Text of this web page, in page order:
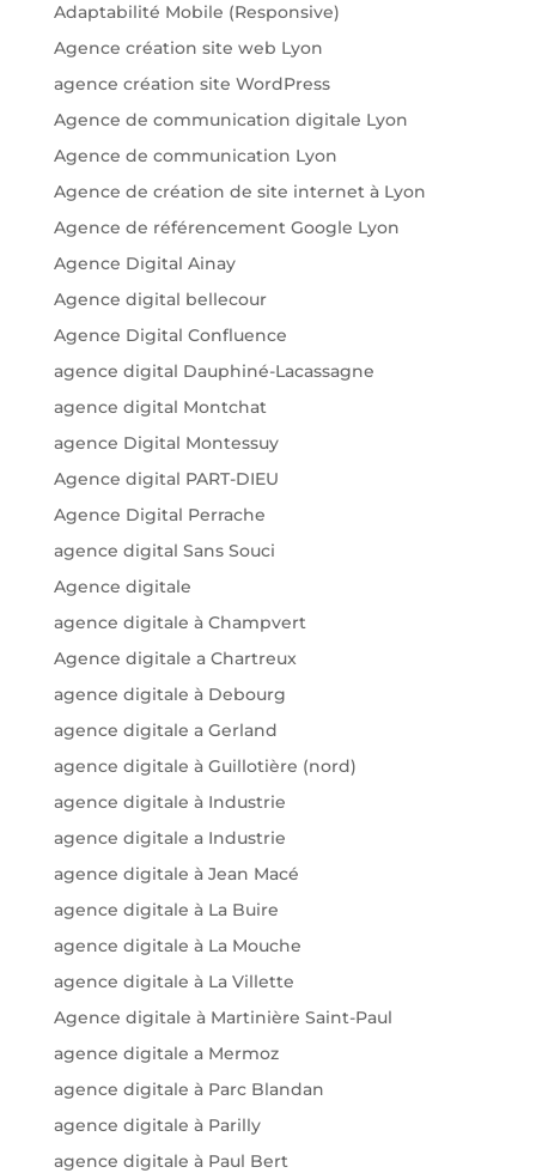
Adaptabilité Mobile (Responsive)
Agence création site web Lyon
agence création site WordPress
Agence de communication digitale Lyon
Agence de communication Lyon
Agence de création de site internet à Lyon
Agence de référencement Google Lyon
Agence Digital Ainay
Agence digital bellecour
Agence Digital Confluence
agence digital Dauphiné-Lacassagne
agence digital Montchat
agence Digital Montessuy
Agence digital PART-DIEU
Agence Digital Perrache
agence digital Sans Souci
Agence digitale
agence digitale à Champvert
Agence digitale a Chartreux
agence digitale à Debourg
agence digitale a Gerland
agence digitale à Guillotière (nord)
agence digitale à Industrie
agence digitale a Industrie
agence digitale à Jean Macé
agence digitale à La Buire
agence digitale à La Mouche
agence digitale à La Villette
Agence digitale à Martinière Saint-Paul
agence digitale a Mermoz
agence digitale à Parc Blandan
agence digitale à Parilly
agence digitale à Paul Bert